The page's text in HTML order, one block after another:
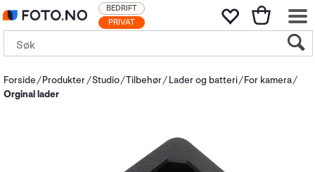
PRIVAT
BEDRIFT
Forside Produkter Studio Tilbehør Lader og batteri
For kamera
Orginal lader